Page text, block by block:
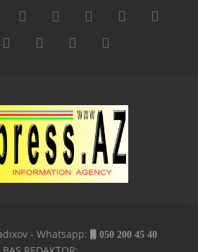
- Whatsapp: 050 200 45 40